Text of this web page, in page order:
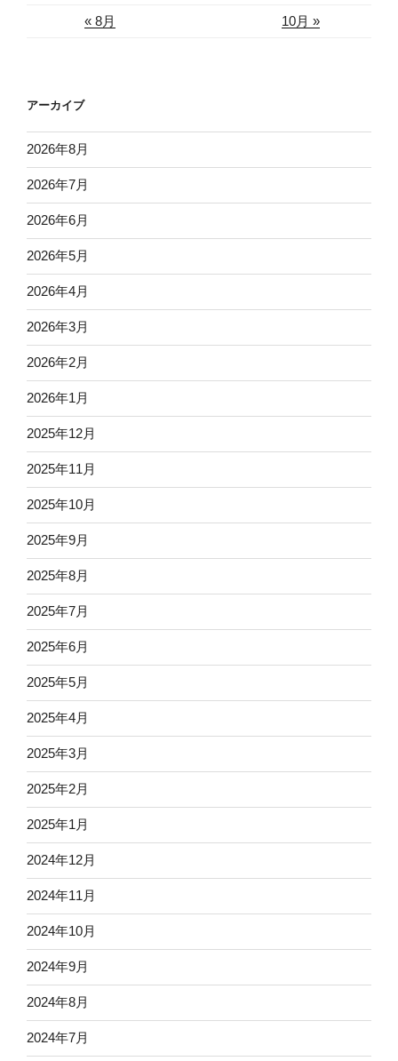
« 8月 10月 »
アーカイブ
2026年8月
2026年7月
2026年6月
2026年5月
2026年4月
2026年3月
2026年2月
2026年1月
2025年12月
2025年11月
2025年10月
2025年9月
2025年8月
2025年7月
2025年6月
2025年5月
2025年4月
2025年3月
2025年2月
2025年1月
2024年12月
2024年11月
2024年10月
2024年9月
2024年8月
2024年7月